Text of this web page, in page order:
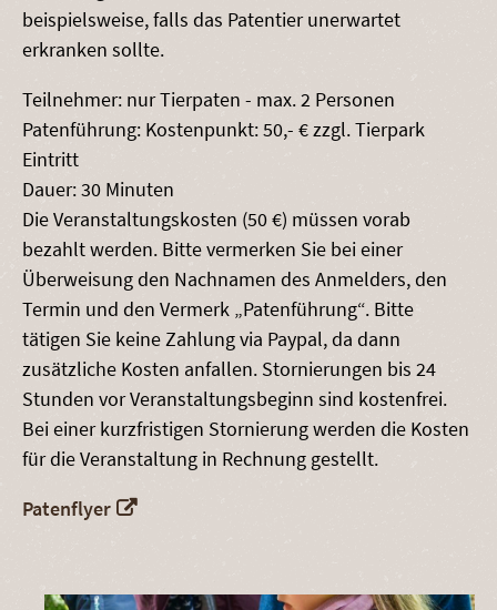
beispielsweise, falls das Patentier unerwartet
erkranken sollte.
Teilnehmer: nur Tierpaten - max. 2 Personen
Patenführung: Kostenpunkt: 50,- € zzgl. Tierpark
Eintritt
Dauer: 30 Minuten
Die Veranstaltungskosten (50 €) müssen vorab
bezahlt werden. Bitte vermerken Sie bei einer
Überweisung den Nachnamen des Anmelders, den
Termin und den Vermerk „Patenführung“. Bitte
tätigen Sie keine Zahlung via Paypal, da dann
zusätzliche Kosten anfallen. Stornierungen bis 24
Stunden vor Veranstaltungsbeginn sind kostenfrei.
Bei einer kurzfristigen Stornierung werden die Kosten
für die Veranstaltung in Rechnung gestellt.
Patenflyer